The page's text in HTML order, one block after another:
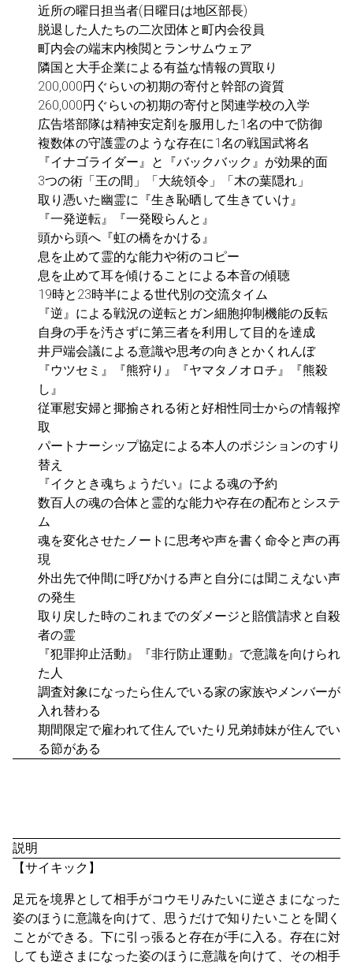
近所の曜日担当者(日曜日は地区部長)
脱退した人たちの二次団体と町内会役員
町内会の端末内検閲とランサムウェア
隣国と大手企業による有益な情報の買取り
200,000円ぐらいの初期の寄付と幹部の資質
260,000円ぐらいの初期の寄付と関連学校の入学
広告塔部隊は精神安定剤を服用した1名の中で防御
複数体の守護霊のような存在に1名の戦国武将名
『イナゴライダー』と『バックバック』が効果的面
3つの術「王の間」「大統領令」「木の葉隠れ」
取り憑いた幽霊に『生き恥晒して生きていけ』
『一発逆転』『一発殴らんと』
頭から頭へ『虹の橋をかける』
息を止めて霊的な能力や術のコピー
息を止めて耳を傾けることによる本音の傾聴
19時と23時半による世代別の交流タイム
『逆』による戦況の逆転とガン細胞抑制機能の反転
自身の手を汚さずに第三者を利用して目的を達成
井戸端会議による意識や思考の向きとかくれんぼ
『ウツセミ』『熊狩り』『ヤマタノオロチ』『熊殺
し』
従軍慰安婦と揶揄される術と好相性同士からの情報搾
取
パートナーシップ協定による本人のポジションのすり
替え
『イクとき魂ちょうだい』による魂の予約
数百人の魂の合体と霊的な能力や存在の配布とシステ
ム
魂を変化させたノートに思考や声を書く命令と声の再
現
外出先で仲間に呼びかける声と自分には聞こえない声
の発生
取り戻した時のこれまでのダメージと賠償請求と自殺
者の霊
『犯罪抑止活動』『非行防止運動』で意識を向けられ
た人
調査対象になったら住んでいる家の家族やメンバーが
入れ替わる
期間限定で雇われて住んでいたり兄弟姉妹が住んでい
る節がある
説明
【サイキック】
足元を境界として相手がコウモリみたいに逆さまになった
姿のほうに意識を向けて、思うだけで知りたいことを聞く
ことができる。下に引っ張ると存在が手に入る。存在に対
しても逆さまになった姿のほうに意識を向けて、その相手